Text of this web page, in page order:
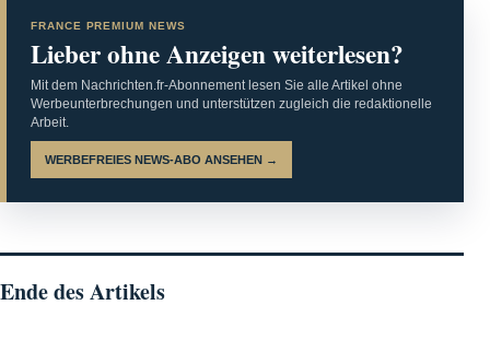
FRANCE PREMIUM NEWS
Lieber ohne Anzeigen weiterlesen?
Mit dem Nachrichten.fr-Abonnement lesen Sie alle Artikel ohne
Werbeunterbrechungen und unterstützen zugleich die redaktionelle
Arbeit.
WERBEFREIES NEWS-ABO ANSEHEN →
Ende des Artikels